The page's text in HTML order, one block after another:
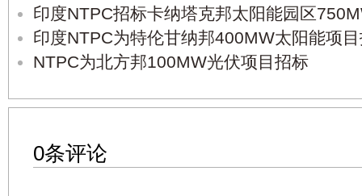
印度NTPC招标卡纳塔克邦太阳能园区
印度NTPC为特伦甘纳邦400MW太阳能项
NTPC为北方邦100MW光伏项目招标
0条评论